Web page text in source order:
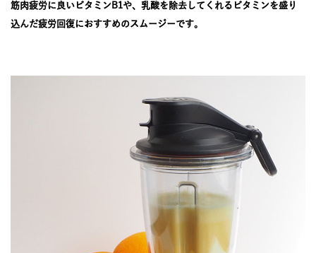
レビュー
筋肉疲労に良いビタミンB1や、乳酸を除去してくれるビタミンを盛り
込んだ疲労回復におすすめのスムージーです。